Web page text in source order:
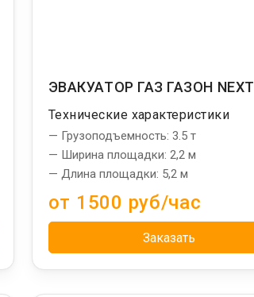
ЭВАКУАТОР ГАЗ ГАЗОН NEXT
Технические характеристики
— Грузоподъемность: 3.5 т
— Ширина площадки: 2,2 м
— Длина площадки: 5,2 м
от 1500 руб/час
Заказать